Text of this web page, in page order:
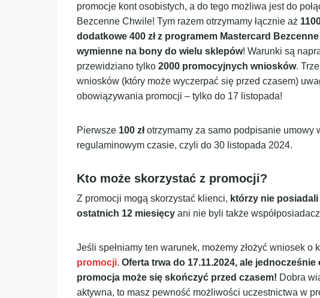
promocje kont osobistych, a do tego możliwa jest do
Bezcenne Chwile! Tym razem otrzymamy łącznie aż
dodatkowe 400 zł z programem Mastercard
wymienne na bony do wielu sklepów! Warunki są
przewidziano tylko 2000 promocyjnych wniosków.
wniosków (który może wyczerpać się przed czasem)
obowiązywania promocji – tylko do 17 listopada!
Pierwsze 100 złotrzymamy za samo podpisanie umowy
regulaminowym czasie, czyli do 30 listopada 2024.
Kto może skorzystać z promocji?
Z promocji mogą skorzystać klienci, którzy nie
ostatnich 12 miesięcy ani nie byli także
Jeśli spełniamy ten warunek, możemy złożyć wniosek o
promocji. Oferta trwa do 17.11.2024, ale
promocja może się skończyć przed czasem! Dobra
aktywna, to masz pewność możliwości uczestnictwa w